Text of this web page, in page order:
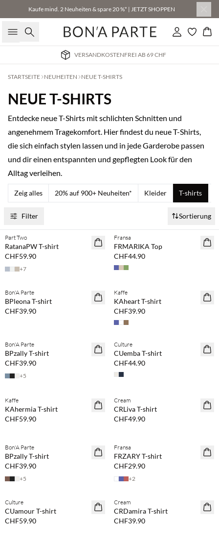
Kaufe mind. 2 Neuheiten & spare 20 %* | JETZT SHOPPEN
Suche Einloggen
LIEFERUNG IN 1-2 WERKTAGEN
STARTSEITE NEUHEITEN NEUE T-SHIRTS
NEUE T-SHIRTS
Entdecke neue T-Shirts mit schlichten Schnitten und
angenehmem Tragekomfort. Hier findest du neue T-Shirts,
die sich einfach stylen lassen und in jede Garderobe passen
und dir einen entspannten und gepflegten Look für den
Alltag verleihen.
Zeig alles 20% auf 900+ Neuheiten* Kleider T-shirts
Filter Sortierung
NEUHEITEN
Kaufe mind. 2 & spare 20 %
Part Two
RatanaPW T-shirt
CHF59.90
+7
Fransa
FRMARIKA Top
CHF44.90
NEUHEITEN
Bon'A Parte
BPleona T-shirt
CHF39.90
NEUHEITEN
Kaffe
KAheart T-shirt
CHF39.90
NEUHEITEN
Bon'A Parte
BPzally T-shirt
CHF39.90
+5
NEUHEITEN
Kaufe mind. 2 & spare 20 %
Culture
CUemba T-shirt
CHF44.90
NEUHEITEN
Kaffe
KAhermia T-shirt
CHF59.90
NEUHEITEN
Cream
CRLiva T-shirt
CHF49.90
NEUHEITEN
Bon'A Parte
BPzally T-shirt
CHF39.90
+5
NEUHEITEN
Fransa
FRZARY T-shirt
CHF29.90
+2
NEUHEITEN
Culture
CUamour T-shirt
CHF59.90
NEUHEITEN
Cream
CRDamira T-shirt
CHF39.90